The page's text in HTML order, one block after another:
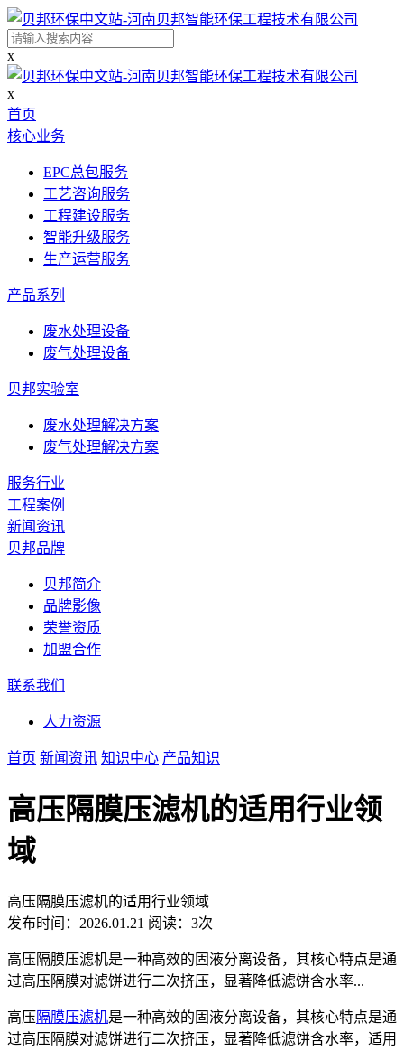
x
x
首页
核心业务
EPC总包服务
工艺咨询服务
工程建设服务
智能升级服务
生产运营服务
产品系列
废水处理设备
废气处理设备
贝邦实验室
废水处理解决方案
废气处理解决方案
服务行业
工程案例
新闻资讯
贝邦品牌
贝邦简介
品牌影像
荣誉资质
加盟合作
联系我们
人力资源
首页 新闻资讯 知识中心 产品知识
高压隔膜压滤机的适用行业领
域
高压隔膜压滤机的适用行业领域
发布时间：2026.01.21 阅读：3次
高压隔膜压滤机是一种高效的固液分离设备，其核心特点是通
过高压隔膜对滤饼进行二次挤压，显著降低滤饼含水率...
高压隔膜压滤机是一种高效的固液分离设备，其核心特点是通
过高压隔膜对滤饼进行二次挤压，显著降低滤饼含水率，适用